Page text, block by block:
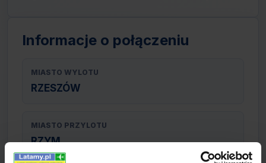
Informacje o połączeniu
MIASTO WYLOTU
RZESZÓW
MIASTO PRZYLOTU
RZYM